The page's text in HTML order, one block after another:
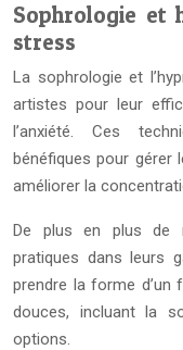
Sophrologie et
stress
La sophrologie et
artistes pour leur
l’anxiété. Ces
bénéfiques pour gérer
améliorer la
De plus en plus de
pratiques dans leurs
prendre la forme d’un
douces, incluant la
options.